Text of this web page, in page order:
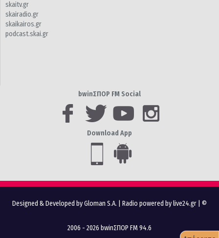
skaitv.gr
skairadio.gr
skaikairos.gr
podcast.skai.gr
bwinΣΠΟΡ FM Social
Download App
Designed & Developed by Gloman S.A. Radio powered by live24.gr | ©
2006 - 2026 bwinΣΠΟΡ FM 94.6